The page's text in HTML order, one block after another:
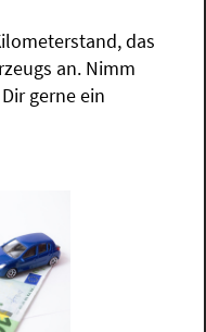
das
an. Nimm
gerne ein